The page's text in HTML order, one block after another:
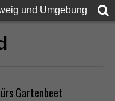
und Umgebung
Gartenbeet